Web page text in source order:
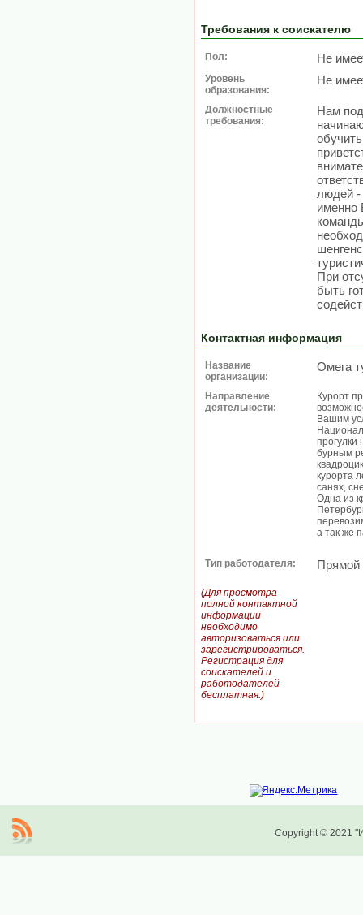
Требования к соискателю
Пол: Не
Уровень
образования:
Не
Должностные
требования:
Нам
людей -
именно
При
быть
Контактная информация
Название
организации:
Омега
Направление
деятельности:
Курорт
Вашим
прогулки
бурным
курорта
санях,
Одна из
а так же
Тип работодателя: Прямой
(Для просмотра
полной контактной
информации
необходимо
авторизоваться или
зарегистрироваться.
Регистрация для
соискателей и
работодателей -
бесплатная.)
Copyright © 2021